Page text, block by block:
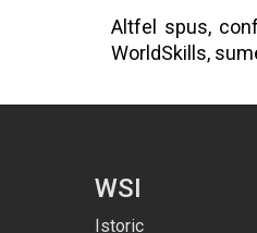
Altfel spus,
WorldSkills,
WSI
Istoric